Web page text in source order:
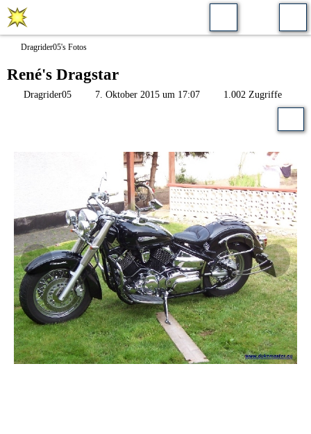
Dragrider05's Fotos
René's Dragstar
Dragrider05 7. Oktober 2015 um 17:07 1.002 Zugriffe